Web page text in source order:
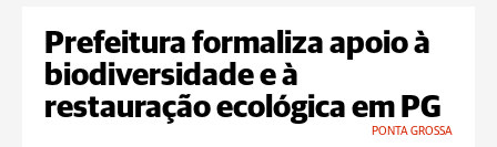
Prefeitura formaliza apoio à
biodiversidade e à
restauração ecológica em PG
PONTA GROSSA